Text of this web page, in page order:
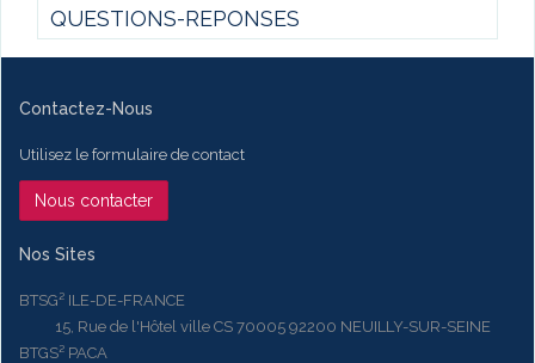
QUESTIONS-REPONSES
Contactez-Nous
Utilisez le formulaire de contact
Nous contacter
Nos Sites
BTSG² ILE-DE-FRANCE
15, Rue de l'Hôtel ville CS 70005 92200 NEUILLY-SUR-SEINE
BTGS² PACA